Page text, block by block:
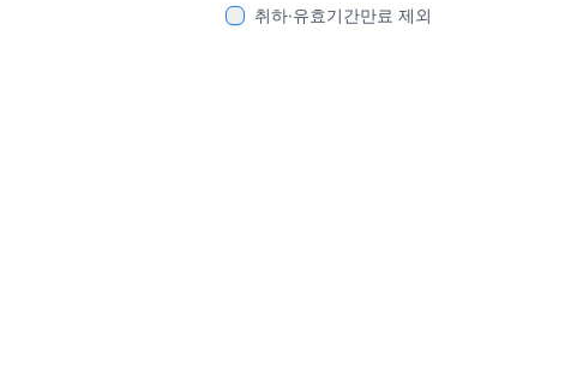
취하·유효기간만료 제외